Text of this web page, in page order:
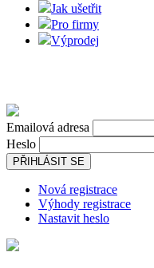
Jak ušetřit
Pro firmy
Výprodej
Emailová adresa
Heslo
PŘIHLÁSIT SE
Nová registrace
Výhody registrace
Nastavit heslo